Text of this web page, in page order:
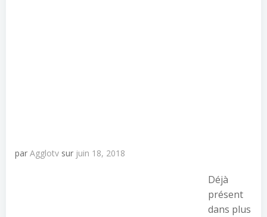
par Agglotv sur juin 18, 2018
Déjà
présent
dans plus